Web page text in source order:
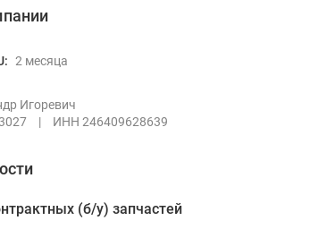
2 месяца
Игоревич
| ИНН 246409628639
(б/у) запчастей